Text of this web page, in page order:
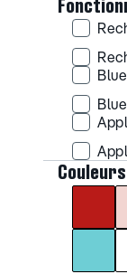
Couleurs
Rouge